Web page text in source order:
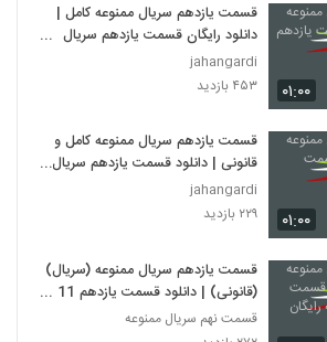
۰۱:۰۰
قسمت یازدهم سریال ممنوعه کامل |
دانلود رایگان قسمت یازدهم سریال
ممنوعه -HD-
jahangardi
۴۵۳ بازدید
۰۱:۰۰
قسمت یازدهم سریال ممنوعه کامل و
قانونی | دانلود قسمت یازدهم سریال
ممنوعه
jahangardi
۲۲۹ بازدید
قسمت یازدهم سریال ممنوعه (سریال)
(قانونی) | دانلود قسمت یازدهم 11
سریال ممنوعه رایگان
قسمت نهم سریال ممنوعه